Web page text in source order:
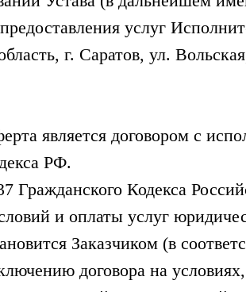
услуг
г. Саратов, ул.
является договором с
РФ.
Гражданского Кодекса
и оплаты услуг
Заказчиком (в
договора на